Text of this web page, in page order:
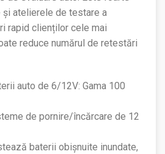
atelierele de testare a
rapid clienților cele mai
reduce numărul de retestări
auto de 6/12V: Gama 100
de pornire/încărcare de 12
baterii obișnuite inundate,